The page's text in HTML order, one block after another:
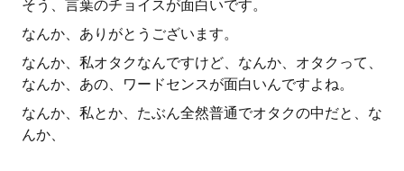
そう、言葉のチョイスが面白いです。
なんか、ありがとうございます。
なんか、私オタクなんですけど、なんか、オタクって、
なんか、あの、ワードセンスが面白いんですよね。
なんか、私とか、たぶん全然普通でオタクの中だと、な
んか、